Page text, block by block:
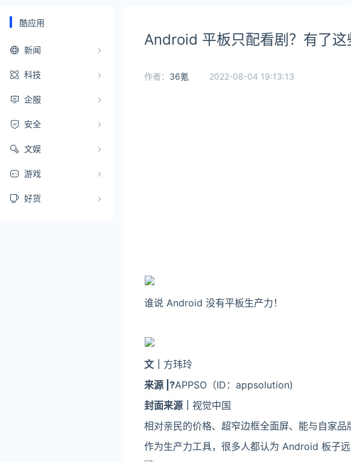
酷应用
新闻
科技
企服
安全
文娱
游戏
好货
Android 平板只配看剧？有了
作者： 36氪 2022-08-04 19:13:13
谁说 Android 没有平板生产力！
文｜ 方玮玲
来源 |?APPSO（ID：appsolution)
封面来源｜ 视觉中国
相对亲民的价格、超窄边框全面屏、能与自家
作为生产力工具，很多人都认为 Android 板子远